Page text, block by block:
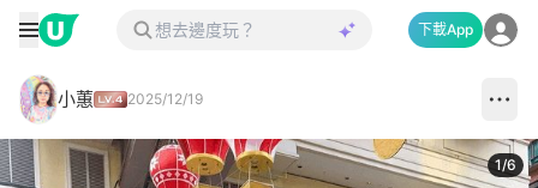
下載App
小蕙 2025/12/19
1/6